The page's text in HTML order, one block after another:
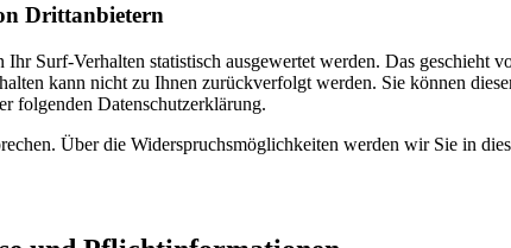
Drittanbietern
Ihr Surf-Verhalten statistisch ausgewertet werden. Das
kann nicht zu Ihnen zurückverfolgt werden. Sie können
folgenden Datenschutzerklärung.
Über die Widerspruchsmöglichkeiten werden wir Sie in